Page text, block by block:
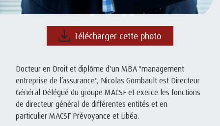
Télécharger cette photo
Docteur en Droit et diplôme d'un MBA "management
entreprise de l’assurance", Nicolas Gombault est Directeur
Général Délégué du groupe MACSF et exerce les fonctions
de directeur général de différentes entités et en
particulier MACSF Prévoyance et Libéa.